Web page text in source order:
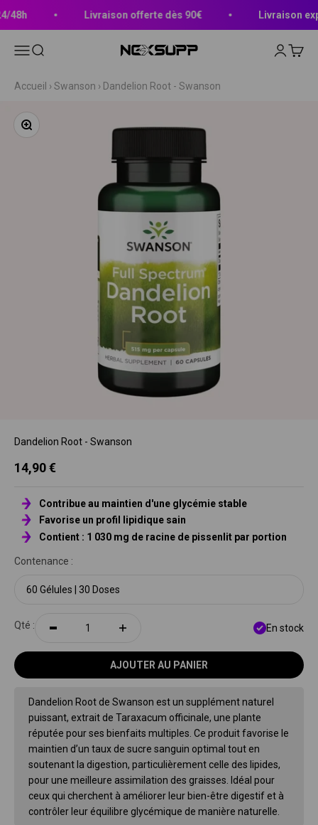
Livraison offerte dès 90€ Livraison
Ouvrir la navigation
Ouvrir la recherche Nexsupp Ouvrir le
Voir
Accueil › Swanson › Dandelion Root - Swanson
Zoomer sur l'image
Dandelion Root - Swanson
Prix de vente
14,90 €
Contribue au maintien d'une glycémie stable
Favorise un profil lipidique sain
Contient : 1 030 mg de racine de pissenlit par portion
Contenance :
60 Gélules | 30 Doses
Qté : En stock
AJOUTER AU PANIER
Dandelion Root de Swanson est un supplément naturel
puissant, extrait de Taraxacum officinale, une plante
réputée pour ses bienfaits multiples. Ce produit favorise le
maintien d’un taux de sucre sanguin optimal tout en
soutenant la digestion, particulièrement celle des lipides,
pour une meilleure assimilation des graisses. Idéal pour
ceux qui cherchent à améliorer leur bien-être digestif et à
contrôler leur équilibre glycémique de manière naturelle.